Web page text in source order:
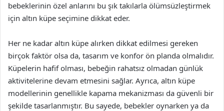
bebeklerinin özel anlarını bu şık takılarla ölümsüzleştirmek
için altın küpe seçimine dikkat eder.
Her ne kadar altın küpe alırken dikkat edilmesi gereken
birçok faktör olsa da, tasarım ve konfor ön planda olmalıdır.
Küpelerin hafif olması, bebeğin rahatsız olmadan günlük
aktivitelerine devam etmesini sağlar. Ayrıca, altın küpe
modellerinin genellikle kapama mekanizması da güvenli bir
şekilde tasarlanmıştır. Bu sayede, bebekler oynarken ya da